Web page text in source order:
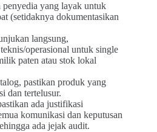
yang layak untuk
(setidaknya dokumentasikan
langsung,
operasional untuk single
paten atau stok lokal
pastikan produk yang
dan tertelusur.
ada justifikasi
komunikasi dan keputusan
ada jejak audit.